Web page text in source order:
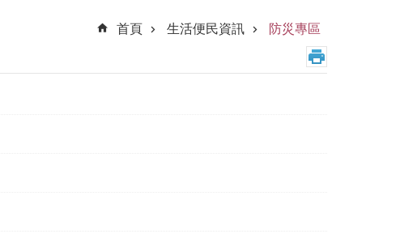
首頁
生活便民資訊 防災專區